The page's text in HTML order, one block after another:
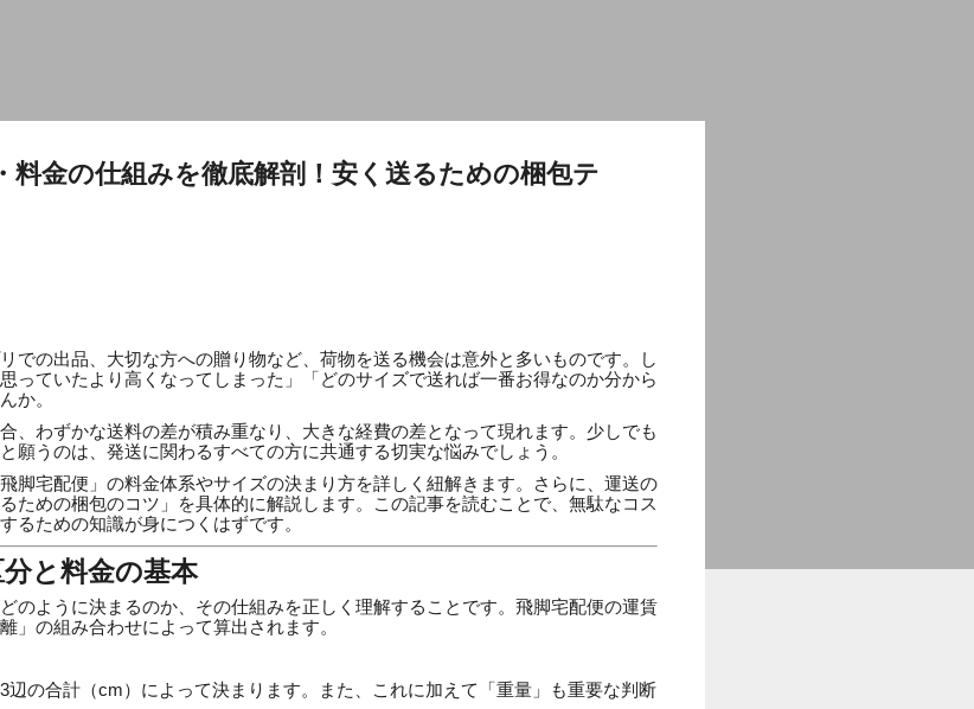
料金の仕組みを徹底解剖！安く送るための梱包テ
での出品、大切な方への贈り物など、荷物を送る機会は意外と多いものです。し
っていたより高くなってしまった」「どのサイズで送れば一番お得なのか分から
か。
、わずかな送料の差が積み重なり、大きな経費の差となって現れます。少しでも
願うのは、発送に関わるすべての方に共通する切実な悩みでしょう。
脚宅配便」の料金体系やサイズの決まり方を詳しく紐解きます。さらに、運送の
ための梱包のコツ」を具体的に解説します。この記事を読むことで、無駄なコス
るための知識が身につくはずです。
と料金の基本
のように決まるのか、その仕組みを正しく理解することです。飛脚宅配便の運賃
」の組み合わせによって算出されます。
の合計（cm）によって決まります。また、これに加えて「重量」も重要な判断